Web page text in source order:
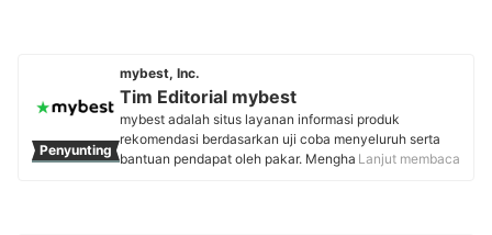
Penyunting
mybest, Inc.
Tim Editorial mybest
mybest adalah situs layanan informasi produk
rekomendasi berdasarkan uji coba menyeluruh serta
bantuan pendapat oleh pakar. Menghasilkan konten
Lanjut membaca